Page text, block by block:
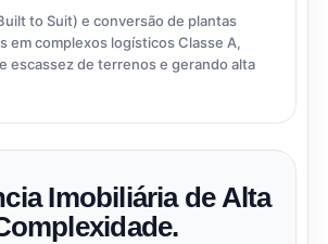
to Suit) e conversão de plantas
em complexos logísticos Classe A,
escassez de terrenos e gerando alta
Imobiliária de Alta